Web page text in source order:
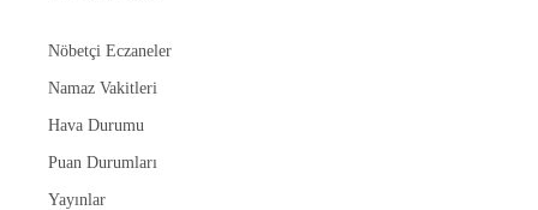
Marmaris Belediyesi, ilçe genelindeki dere